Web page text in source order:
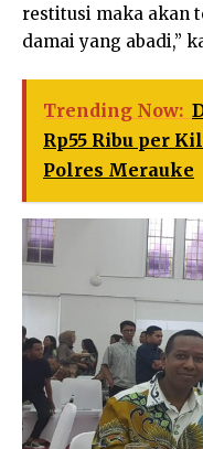
restitusi maka akan
damai yang abadi,”
Trending Now:
Rp55 Ribu per
Polres Merauke